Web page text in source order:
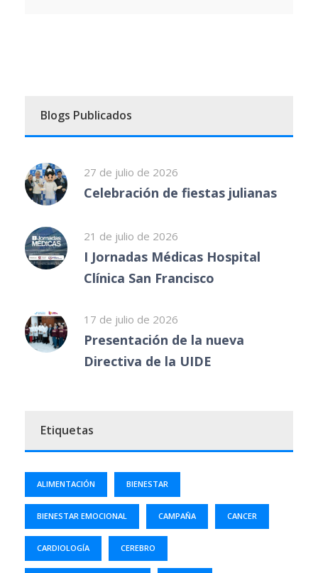
Blogs Publicados
27 de julio de 2026
Celebración de fiestas julianas
21 de julio de 2026
I Jornadas Médicas Hospital
Clínica San Francisco
17 de julio de 2026
Presentación de la nueva
Directiva de la UIDE
Etiquetas
ALIMENTACIÓN BIENESTAR
BIENESTAR EMOCIONAL CAMPAÑA CANCER
CARDIOLOGÍA CEREBRO